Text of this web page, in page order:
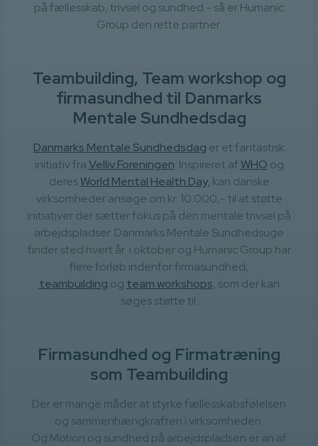
på fællesskab, trivsel og sundhed - så er Humanic
Group den rette partner.
Teambuilding, Team workshop og
firmasundhed til Danmarks
Mentale Sundhedsdag
Danmarks Mentale Sundhedsdag er et fantastisk
initiativ fraVelliv Foreningen. Inspireret af WHO og
deresWorld Mental Health Day, kan danske
virksomheder ansøge om kr. 10.000,- til at støtte
initiativer der sætter fokus på den mentale trivsel på
arbejdspladser. Danmarks Mentale Sundhedsuge
finder sted hvert år i oktober og Humanic Group har
flere forløb indenfor firmasundhed,
teambuilding og team workshops , som der kan
søges støtte til.
Firmasundhed og Firmatræning
som Teambuilding
Der er mange måder at styrke fællesskabsfølelsen
og sammenhængkraften i virksomheden.
Og Motion og sundhed på arbejdspladsen er an af